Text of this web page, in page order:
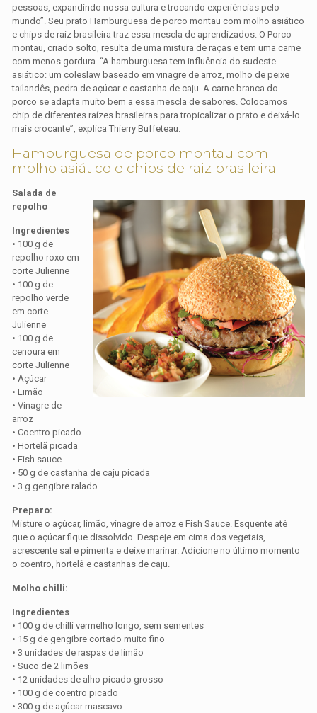
pessoas, expandindo nossa cultura e trocando experiências pelo
mundo”. Seu prato Hamburguesa de porco montau com molho asiático
e chips de raiz brasileira traz essa mescla de aprendizados. O Porco
montau, criado solto, resulta de uma mistura de raças e tem uma carne
com menos gordura. “A hamburguesa tem influência do sudeste
asiático: um coleslaw baseado em vinagre de arroz, molho de peixe
tailandês, pedra de açúcar e castanha de caju. A carne branca do
porco se adapta muito bem a essa mescla de sabores. Colocamos
chip de diferentes raízes brasileiras para tropicalizar o prato e deixá-lo
mais crocante”, explica Thierry Buffeteau.
Hamburguesa de porco montau com
molho asiático e chips de raiz brasileira
Salada de
repolho
Ingredientes
• 100 g de
repolho roxo em
corte Julienne
• 100 g de
repolho verde
em corte
Julienne
• 100 g de
cenoura em
corte Julienne
• Açúcar
• Limão
• Vinagre de
arroz
• Coentro picado
• Hortelã picada
• Fish sauce
• 50 g de castanha de caju picada
• 3 g gengibre ralado
Preparo:
Misture o açúcar, limão, vinagre de arroz e Fish Sauce. Esquente até
que o açúcar fique dissolvido. Despeje em cima dos vegetais,
acrescente sal e pimenta e deixe marinar. Adicione no último momento
o coentro, hortelã e castanhas de caju.
Molho chilli:
Ingredientes
• 100 g de chilli vermelho longo, sem sementes
• 15 g de gengibre cortado muito fino
• 3 unidades de raspas de limão
• Suco de 2 limões
• 12 unidades de alho picado grosso
• 100 g de coentro picado
• 300 g de açúcar mascavo